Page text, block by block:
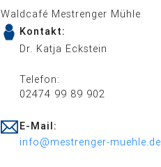
Waldcafé Mestrenger Mühle
Kontakt:
Dr. Katja Eckstein
Telefon:
02474 99 89 902
E-Mail:
info@mestrenger-muehle.de